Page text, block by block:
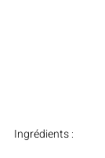
Ingrédients :